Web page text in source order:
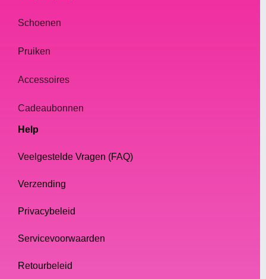
Schoenen
Pruiken
Accessoires
Cadeaubonnen
Help
Veelgestelde Vragen (FAQ)
Verzending
Privacybeleid
Servicevoorwaarden
Retourbeleid